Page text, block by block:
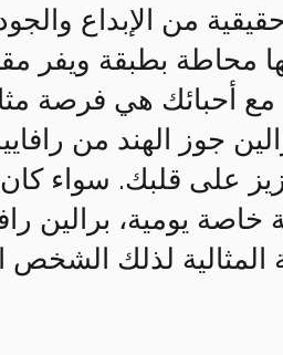
من الإبداع
محاطة بطبقة ويفر
مع أحبائك هي فرصة
جوز الهند من
قلبك. سواء كان
يومية، برالين
المثالية لذلك